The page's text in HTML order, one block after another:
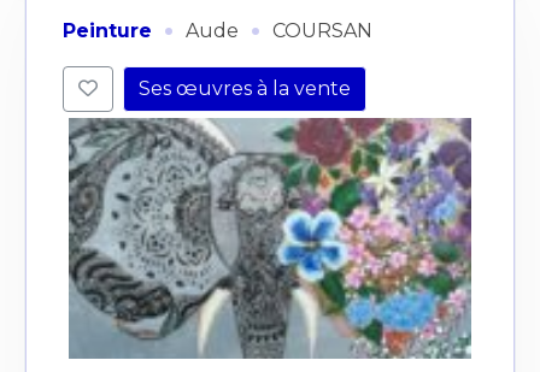
Peinture · Aude · COURSAN
Ses œuvres à la vente